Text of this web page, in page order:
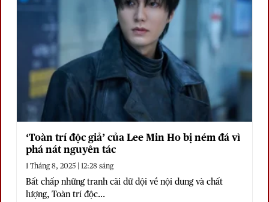
‘Toàn trí độc giả’ của Lee Min Ho bị ném đá vì
phá nát nguyên tác
1 Tháng 8, 2025 | 12:28 sáng
Bất chấp những tranh cãi dữ dội về nội dung và chất
lượng, Toàn trí độc...